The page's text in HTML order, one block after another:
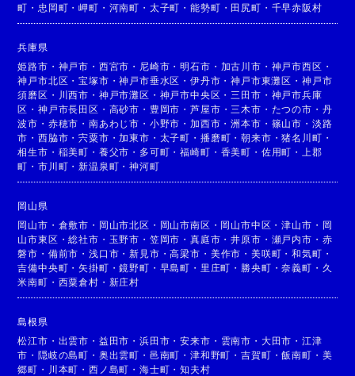
町 ・ 忠岡町 ・岬町 ・ 河南町 ・ 太子町 ・能勢町 ・ 田尻町 ・ 千早赤阪村
兵庫県
姫路市 ・ 神戸市 ・ 西宮市 ・ 尼崎市 ・明石市 ・ 加古川市 ・ 神戸市西区 ・
神戸市北区 ・宝塚市 ・神戸市垂水区 ・伊丹市 ・神戸市東灘区 ・ 神戸市
須磨区 ・ 川西市 ・ 神戸市灘区 ・ 神戸市中央区 ・ 三田市 ・ 神戸市兵庫
区 ・神戸市長田区 ・ 高砂市 ・ 豊岡市 ・芦屋市 ・ 三木市 ・ たつの市 ・ 丹
波市 ・ 赤穂市 ・南あわじ市 ・ 小野市 ・加西市 ・洲本市 ・ 篠山市 ・ 淡路
市 ・西脇市 ・宍粟市 ・加東市 ・ 太子町 ・ 播磨町 ・朝来市 ・猪名川町 ・
相生市 ・ 稲美町 ・ 養父市 ・ 多可町 ・福崎町 ・ 香美町 ・ 佐用町 ・
上郡
町 ・市川町 ・新温泉町 ・神河町
岡山県
岡山市 ・ 倉敷市 ・ 岡山市北区 ・ 岡山市南区 ・ 岡山市中区 ・津山市 ・ 岡
山市東区 ・総社市 ・ 玉野市 ・ 笠岡市 ・真庭市 ・井原市 ・ 瀬戸内市 ・ 赤
磐市 ・ 備前市 ・浅口市 ・新見市 ・高梁市 ・ 美作市 ・ 美咲町 ・和気町 ・
吉備中央町 ・矢掛町 ・鏡野町 ・ 早島町 ・ 里庄町 ・ 勝央町 ・奈義町 ・ 久
米南町 ・ 西粟倉村 ・ 新庄村
島根県
松江市 ・ 出雲市 ・ 益田市 ・浜田市 ・安来市 ・ 雲南市 ・ 大田市 ・ 江津
市 ・隠岐の島町 ・ 奥出雲町 ・ 邑南町 ・津和野町 ・吉賀町 ・飯南町 ・ 美
郷町 ・ 川本町 ・西ノ島町 ・海士町 ・知夫村